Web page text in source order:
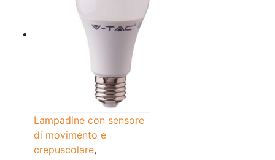
Lampadine con sensore
di movimento e
crepuscolare,